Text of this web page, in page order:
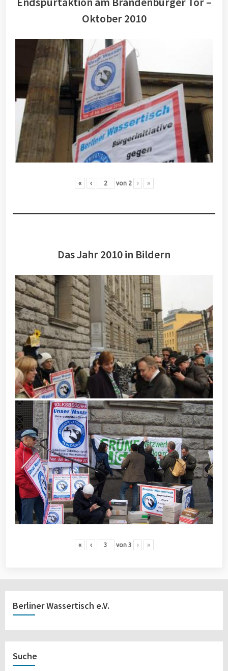
Oktober 2010
« ‹ von 2 › »
Das Jahr 2010 in Bildern
« ‹ von 3 › »
Berliner Wassertisch e.V.
Suche